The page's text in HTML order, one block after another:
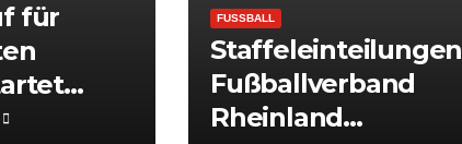
für
FUSSBALL
Staffeleinteilungen
Fußballverband
Rheinland